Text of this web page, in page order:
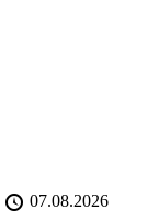
07.08.2026